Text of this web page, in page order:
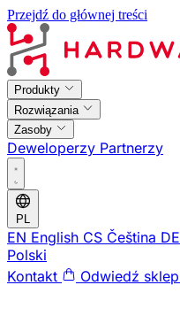
Przejdź do głównej treści
Produkty
Rozwiązania
Zasoby
Deweloperzy Partnerzy
PL
EN English CS Čeština DE
Polski
Kontakt
Odwiedź sklep